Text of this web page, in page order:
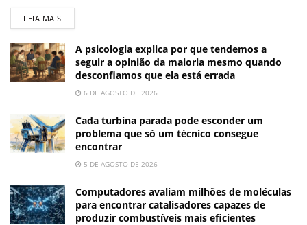
LEIA MAIS
A psicologia explica por que tendemos a
seguir a opinião da maioria mesmo quando
desconfiamos que ela está errada
6 DE AGOSTO DE 2026
Cada turbina parada pode esconder um
problema que só um técnico consegue
encontrar
5 DE AGOSTO DE 2026
Computadores avaliam milhões de moléculas
para encontrar catalisadores capazes de
produzir combustíveis mais eficientes